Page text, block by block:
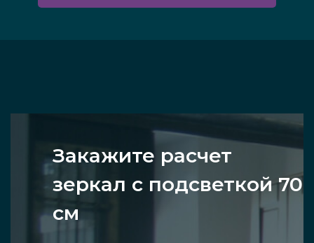
Закажите расчет
зеркал с подсветкой 70
см